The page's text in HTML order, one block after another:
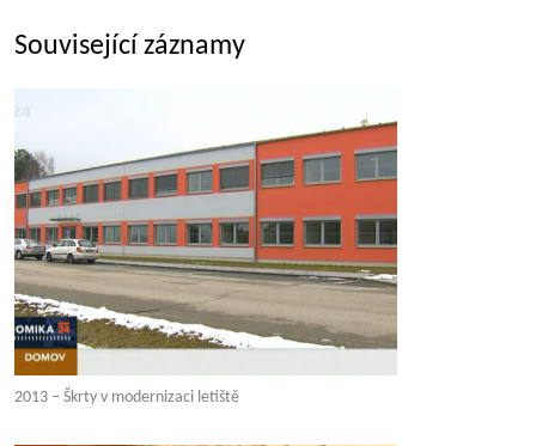
Související záznamy
2013 – Škrty v modernizaci letiště